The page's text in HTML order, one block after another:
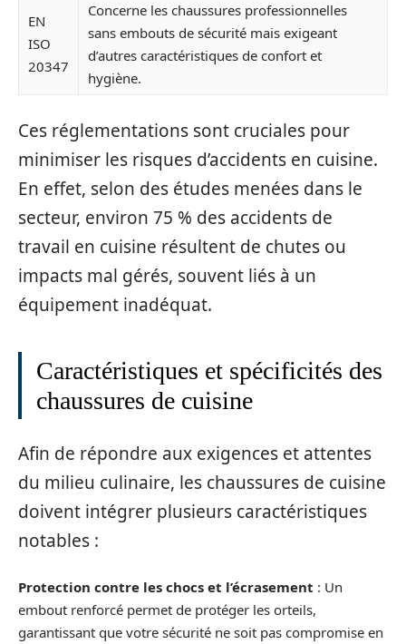
EN
ISO
20347
Concerne les chaussures professionnelles
sans embouts de sécurité mais exigeant
d’autres caractéristiques de confort et
hygiène.
Ces réglementations sont cruciales pour
minimiser les risques d’accidents en cuisine.
En effet, selon des études menées dans le
secteur, environ 75 % des accidents de
travail en cuisine résultent de chutes ou
impacts mal gérés, souvent liés à un
équipement inadéquat.
Caractéristiques et spécificités des
chaussures de cuisine
Afin de répondre aux exigences et attentes
du milieu culinaire, les chaussures de cuisine
doivent intégrer plusieurs caractéristiques
notables :
Protection contre les chocs et l’écrasement : Un
embout renforcé permet de protéger les orteils,
garantissant que votre sécurité ne soit pas compromise en